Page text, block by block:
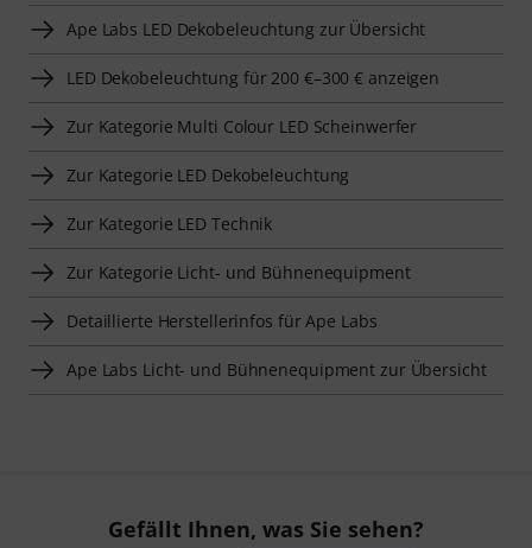
Ape Labs LED Dekobeleuchtung zur Übersicht
LED Dekobeleuchtung für 200 €–300 € anzeigen
Zur Kategorie Multi Colour LED Scheinwerfer
Zur Kategorie LED Dekobeleuchtung
Zur Kategorie LED Technik
Zur Kategorie Licht- und Bühnenequipment
Detaillierte Herstellerinfos für Ape Labs
Ape Labs Licht- und Bühnenequipment zur Übersicht
Gefällt Ihnen, was Sie sehen?